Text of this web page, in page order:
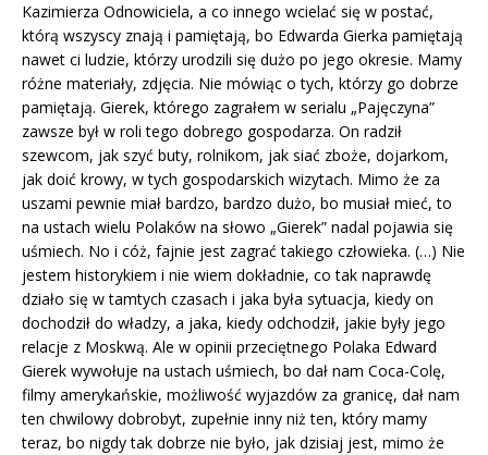
Kazimierza Odnowiciela, a co innego wcielać się w postać,
którą wszyscy znają i pamiętają, bo Edwarda Gierka pamiętają
nawet ci ludzie, którzy urodzili się dużo po jego okresie. Mamy
różne materiały, zdjęcia. Nie mówiąc o tych, którzy go dobrze
pamiętają. Gierek, którego zagrałem w serialu „Pajęczyna”
zawsze był w roli tego dobrego gospodarza. On radził
szewcom, jak szyć buty, rolnikom, jak siać zboże, dojarkom,
jak doić krowy, w tych gospodarskich wizytach. Mimo że za
uszami pewnie miał bardzo, bardzo dużo, bo musiał mieć, to
na ustach wielu Polaków na słowo „Gierek” nadal pojawia się
uśmiech. No i cóż, fajnie jest zagrać takiego człowieka. (…) Nie
jestem historykiem i nie wiem dokładnie, co tak naprawdę
działo się w tamtych czasach i jaka była sytuacja, kiedy on
dochodził do władzy, a jaka, kiedy odchodził, jakie były jego
relacje z Moskwą. Ale w opinii przeciętnego Polaka Edward
Gierek wywołuje na ustach uśmiech, bo dał nam Coca-Colę,
filmy amerykańskie, możliwość wyjazdów za granicę, dał nam
ten chwilowy dobrobyt, zupełnie inny niż ten, który mamy
teraz, bo nigdy tak dobrze nie było, jak dzisiaj jest, mimo że